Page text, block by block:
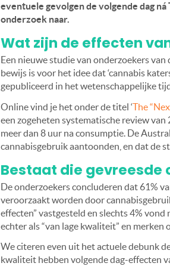
eventuele gevolgen de volgende dag
onderzoek naar.
Wat zijn de effecten
Een nieuwe studie van onderzoekers
bewijs is voor het idee dat ‘cannabis
gepubliceerd in het wetenschappelijke
Online vind je het onder de titel ‘The
een zogeheten systematische review
meer dan 8 uur na consumptie. De
cannabisgebruik aantoonden, en dat de
Bestaat die
De onderzoekers concluderen dat 61%
veroorzaakt worden door
effecten” vastgesteld en slechts 4%
echter als “van lage kwaliteit” en merken
We citeren even uit het actuele debunk
kwaliteit hebben volgende dag-effecten